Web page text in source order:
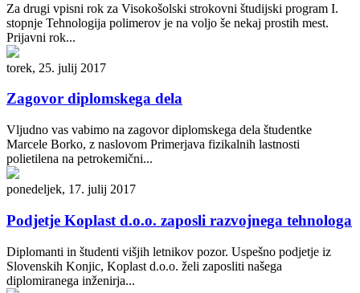
Za drugi vpisni rok za Visokošolski strokovni študijski program I.
stopnje Tehnologija polimerov je na voljo še nekaj prostih mest.
Prijavni rok...
torek, 25. julij 2017
Zagovor diplomskega dela
Vljudno vas vabimo na zagovor diplomskega dela študentke
Marcele Borko, z naslovom Primerjava fizikalnih lastnosti
polietilena na petrokemični...
ponedeljek, 17. julij 2017
Podjetje Koplast d.o.o. zaposli razvojnega tehnologa
Diplomanti in študenti višjih letnikov pozor. Uspešno podjetje iz
Slovenskih Konjic, Koplast d.o.o. želi zaposliti našega
diplomiranega inženirja...